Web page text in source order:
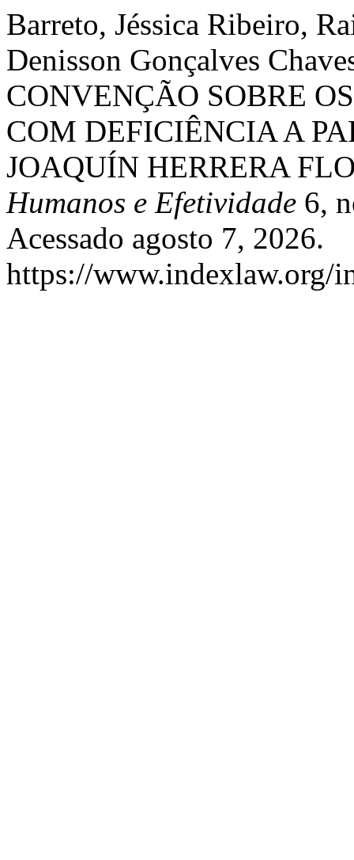
Barreto, Jéssica Ribeiro,
Denisson Gonçalves
CONVENÇÃO SOBRE
COM DEFICIÊNCIA A
JOAQUÍN HERRERA
Humanos e Efetividade 6,
Acessado agosto 7, 2026.
https://www.indexlaw.org/